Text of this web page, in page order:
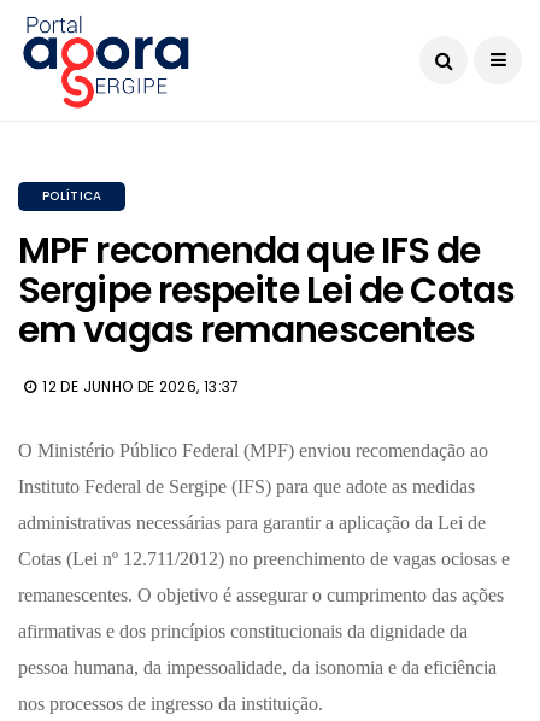
POLÍTICA
MPF recomenda que IFS de
Sergipe respeite Lei de Cotas
em vagas remanescentes
12 DE JUNHO DE 2026, 13:37
O Ministério Público Federal (MPF) enviou recomendação ao
Instituto Federal de Sergipe (IFS) para que adote as medidas
administrativas necessárias para garantir a aplicação da Lei de
Cotas (Lei nº 12.711/2012) no preenchimento de vagas ociosas e
remanescentes. O objetivo é assegurar o cumprimento das ações
afirmativas e dos princípios constitucionais da dignidade da
pessoa humana, da impessoalidade, da isonomia e da eficiência
nos processos de ingresso da instituição.